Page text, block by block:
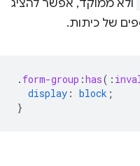
ולא ממוקד, אפשר להציג
של כיתות.
. form-group :has( :
display : block ;
}